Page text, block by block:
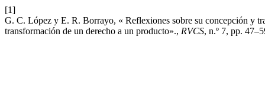
[1]
G. C. López y E. R. Borrayo, « Reflexiones sobre su concepción y
transformación de un derecho a un producto»., RVCS, n.º 7, pp.